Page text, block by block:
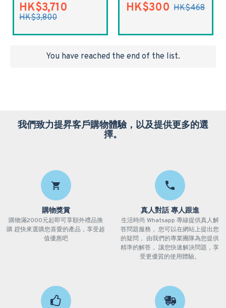
HK$3,710
HK$3,800
HK$300 HK$468
You have reached the end of the list.
我們致力提昇客戶購物體驗，以及提供更多的選
擇。
購物獎賞
購物滿2000元起即可享額外禮品換
購 趕快來選購您喜愛的產品，享受超
值優惠吧
真人對話 專人跟進
生活時尚 Whatsapp 專線提供真人解
答問題服務， 您可以在網站上提出您
的疑問， 由我們的專業團隊為您提供
精準的解答， 讓您快速解決問題，享
受更優質的使用體驗。